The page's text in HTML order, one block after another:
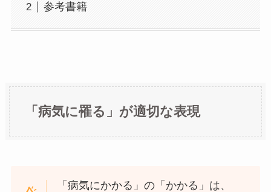
参考書籍
「病気に罹る」が適切な表現
「病気にかかる」の「かかる」は、